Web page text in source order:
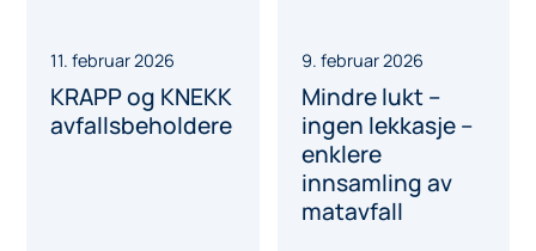
11. februar 2026
KRAPP og KNEKK
avfallsbeholdere
9. februar 2026
Mindre lukt –
ingen lekkasje –
enklere
innsamling av
matavfall